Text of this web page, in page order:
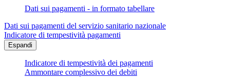
Dati sui pagamenti - in formato tabellare
Dati sui pagamenti del servizio sanitario nazionale
Indicatore di tempestività pagamenti
Espandi
Indicatore di tempestività dei pagamenti
Ammontare complessivo dei debiti